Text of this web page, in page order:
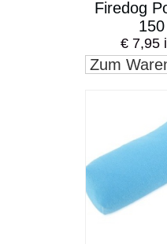
Firedog
€ 7,95
Zum